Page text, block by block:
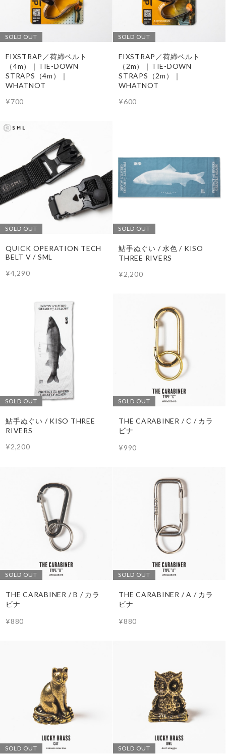
SOLD OUT
FIXSTRAP／荷締ベルト
（4m）｜TIE-DOWN
STRAPS（4m）｜
WHATNOT
¥700
SOLD OUT
FIXSTRAP／荷締ベルト
（2m）｜TIE-DOWN
STRAPS（2m）｜
WHATNOT
¥600
SOLD OUT
QUICK OPERATION TECH
BELT V / SML
¥4,290
SOLD OUT
鮎手ぬぐい / 水色 / KISO
THREE RIVERS
¥2,200
SOLD OUT
鮎手ぬぐい / KISO THREE
RIVERS
¥2,200
SOLD OUT
THE CARABINER / C / カラ
ビナ
¥990
SOLD OUT
THE CARABINER / B / カラ
ビナ
¥880
SOLD OUT
THE CARABINER / A / カラ
ビナ
¥880
SOLD OUT SOLD OUT